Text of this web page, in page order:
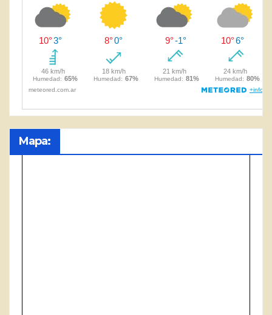
Mapa: